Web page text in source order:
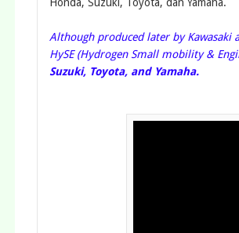
Although produced later by Kawasaki
HySE (Hydrogen Small mobility &
Suzuki, Toyota, and Yamaha.